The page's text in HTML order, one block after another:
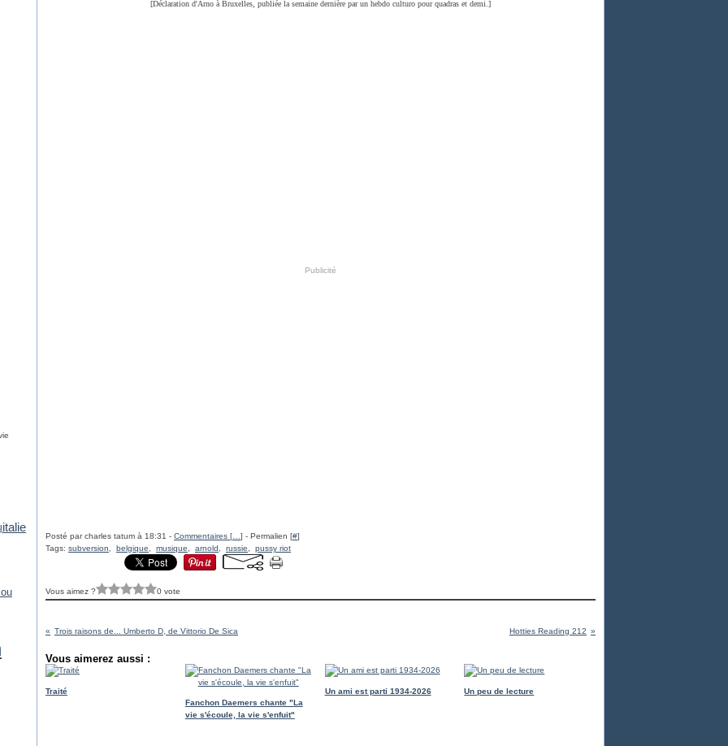
italie
[Déclaration d'Arno à Bruxelles, publiée la semaine dernière par un hebdo culturo pour quadras et demi.]
Publicité
Posté par charles tatum à 18:31 - Commentaires [ ] - Permalien [#]
Tags: subversion belgique musique arnold russie pussy riot
Vous aimez ? 0 vote
Trois raisons de... Umberto D, de Vittorio De Sica Hotties Reading 212
Vous aimerez aussi :
Traité
Fanchon Daemers chante "La
vie s'écoule, la vie s'enfuit"
Un ami est parti 1934-2026 Un peu de lecture